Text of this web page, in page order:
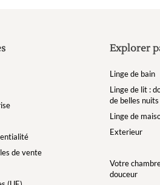
de vente
Explorer
Linge de bain
Linge de lit :
de belles nuits
Linge de
Exterieur
Votre
douceur